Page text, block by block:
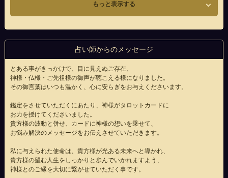
もっと表示する
占い師からのメッセージ
とある事がきっかけで、目に見えぬご存在、
神様・仏様・ご先祖様の御声が聴こえる様になりました。
その御言葉はいつも温かく、心に安らぎをお与えくださいます。
鑑定をさせていただくにあたり、神様がタロットカードに
お力を授けてくださいました。
貴方様の波動と併せ、カードに神様の想いを乗せて、
お悩み解決のメッセージをお伝えさせていただきます。
私に与えられた使命は、貴方様が光ある未来へと導かれ、
貴方様の望む人生をしっかりと歩んでいかれますよう、
神様とのご縁を大切に繋がせていただく事です。